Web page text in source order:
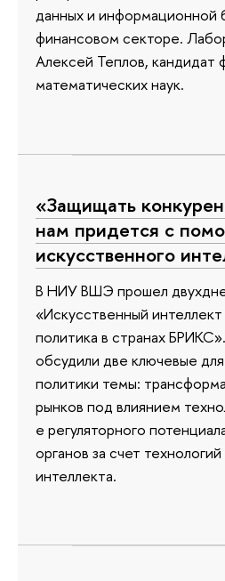
данных и информационной
финансовом секторе.
Алексей Теплов, кандидат
математических наук.
«Защищать
нам придется с
искусственного
В НИУ ВШЭ прошел
«Искусственный
политика в странах
обсудили две ключевые
политики темы:
рынков под влиянием
е регуляторного
органов за счет
интеллекта.